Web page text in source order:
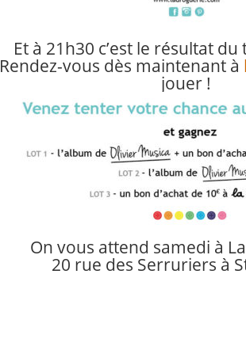
Et à 21h30 c’est le résultat
Rendez-vous dès maintenant à
jouer !
On vous attend samedi à
20 rue des Serruriers à